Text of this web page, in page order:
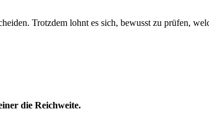
Trotzdem lohnt es sich, bewusst zu prüfen,
die Reichweite.